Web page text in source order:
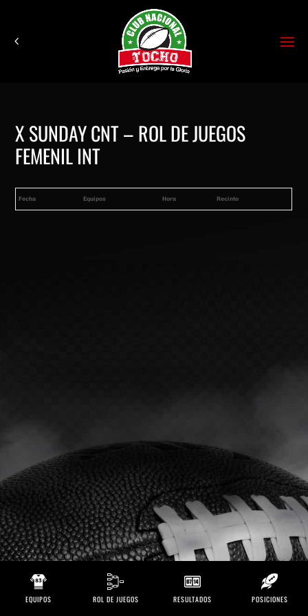
X SUNDAY CNT – ROL DE JUEGOS
FEMENIL INT
Fecha Equipos Hora Recinto
EQUIPOS ROL DE JUEGOS RESULTADOS POSICIONES